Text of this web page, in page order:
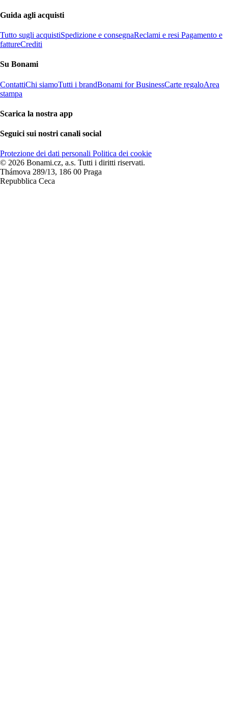
Guida agli acquisti
Tutto sugli acquistiSpedizione e consegnaReclami e resi Pagamento e
fattureCrediti
Su Bonami
ContattiChi siamoTutti i brandBonami for BusinessCarte regaloArea
stampa
Scarica la nostra app
Seguici sui nostri canali social
Protezione dei dati personali Politica dei cookie
© 2026 Bonami.cz, a.s. Tutti i diritti riservati.
Thámova 289/13, 186 00 Praga
Repubblica Ceca